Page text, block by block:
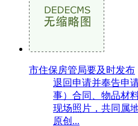
市住保房管局要及时发布
退回申请并奉告申
事）合同、物品材
现场照片，共同属
原创...